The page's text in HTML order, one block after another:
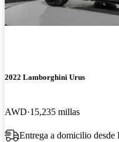
2022 Lamborghini Urus
AWD 15,235 millas
Entrega a domicilio